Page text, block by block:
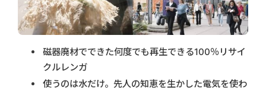
磁器廃材でできた何度でも再生できる100％リサイ
クルレンガ
使うのは水だけ。先人の知恵を生かした電気を使わ